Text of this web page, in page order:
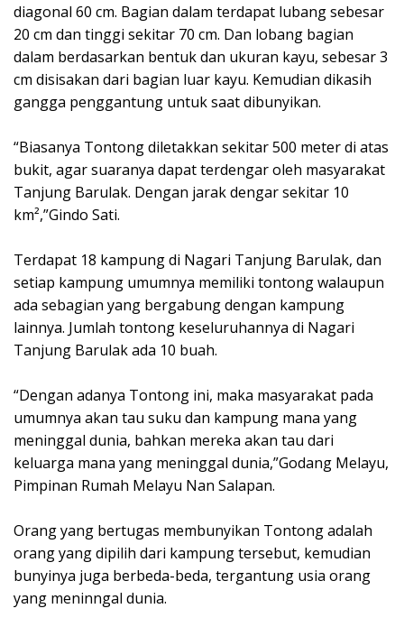
diagonal 60 cm. Bagian dalam terdapat lubang sebesar
20 cm dan tinggi sekitar 70 cm. Dan lobang bagian
dalam berdasarkan bentuk dan ukuran kayu, sebesar 3
cm disisakan dari bagian luar kayu. Kemudian dikasih
gangga penggantung untuk saat dibunyikan.
“Biasanya Tontong diletakkan sekitar 500 meter di atas
bukit, agar suaranya dapat terdengar oleh masyarakat
Tanjung Barulak. Dengan jarak dengar sekitar 10
km²,”Gindo Sati.
Terdapat 18 kampung di Nagari Tanjung Barulak, dan
setiap kampung umumnya memiliki tontong walaupun
ada sebagian yang bergabung dengan kampung
lainnya. Jumlah tontong keseluruhannya di Nagari
Tanjung Barulak ada 10 buah.
“Dengan adanya Tontong ini, maka masyarakat pada
umumnya akan tau suku dan kampung mana yang
meninggal dunia, bahkan mereka akan tau dari
keluarga mana yang meninggal dunia,”Godang Melayu,
Pimpinan Rumah Melayu Nan Salapan.
Orang yang bertugas membunyikan Tontong adalah
orang yang dipilih dari kampung tersebut, kemudian
bunyinya juga berbeda-beda, tergantung usia orang
yang meninngal dunia.